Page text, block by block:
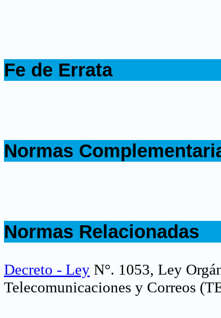
Fe de Errata
Normas
Normas Relacionadas
Decreto - Ley N°. 1053, Ley
Telecomunicaciones y Correos